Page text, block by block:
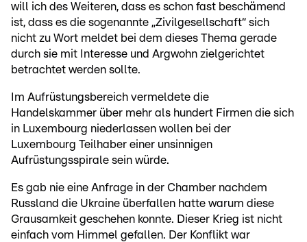
will ich des Weiteren, dass es schon fast beschämend
ist, dass es die sogenannte „Zivilgesellschaft“ sich
nicht zu Wort meldet bei dem dieses Thema gerade
durch sie mit Interesse und Argwohn zielgerichtet
betrachtet werden sollte.
Im Aufrüstungsbereich vermeldete die
Handelskammer über mehr als hundert Firmen die sich
in Luxembourg niederlassen wollen bei der
Luxembourg Teilhaber einer unsinnigen
Aufrüstungsspirale sein würde.
Es gab nie eine Anfrage in der Chamber nachdem
Russland die Ukraine überfallen hatte warum diese
Grausamkeit geschehen konnte. Dieser Krieg ist nicht
einfach vom Himmel gefallen. Der Konflikt war